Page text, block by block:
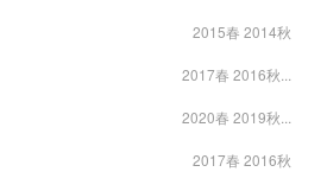
2015春 2014秋
2017春 2016秋...
2020春 2019秋...
2017春 2016秋